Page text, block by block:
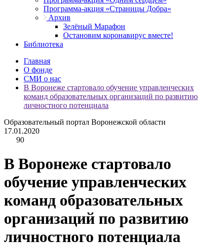
Программа-акция «Страницы Добра»
Архив
Зелёный Марафон
Остановим коронавирус вместе!
Библиотека
Главная
О фонде
СМИ о нас
В Воронеже стартовало обучение управленческих
команд образовательных организаций по развитию
личностного потенциала
Образовательный портал Воронежской области
17.01.2020
90
В Воронеже стартовало
обучение управленческих
команд образовательных
организаций по развитию
личностного потенциала